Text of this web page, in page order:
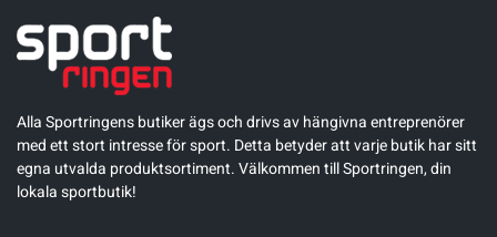
Alla Sportringens butiker ägs och drivs av hängivna entreprenörer
med ett stort intresse för sport. Detta betyder att varje butik har sitt
egna utvalda produktsortiment. Välkommen till Sportringen, din
lokala sportbutik!